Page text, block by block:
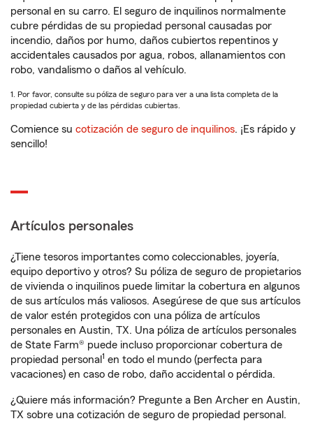
personal en su carro. El seguro de inquilinos normalmente
cubre pérdidas de su propiedad personal causadas por
incendio, daños por humo, daños cubiertos repentinos y
accidentales causados por agua, robos, allanamientos con
robo, vandalismo o daños al vehículo.
1. Por favor, consulte su póliza de seguro para ver a una lista completa de la
propiedad cubierta y de las pérdidas cubiertas.
Comience su cotización de seguro de inquilinos. ¡Es rápido y
sencillo!
Artículos personales
¿Tiene tesoros importantes como coleccionables, joyería,
equipo deportivo y otros? Su póliza de seguro de propietarios
de vivienda o inquilinos puede limitar la cobertura en algunos
de sus artículos más valiosos. Asegúrese de que sus artículos
de valor estén protegidos con una póliza de artículos
personales en Austin, TX. Una póliza de artículos personales
de State Farm® puede incluso proporcionar cobertura de
propiedad personal 1 en todo el mundo (perfecta para
vacaciones) en caso de robo, daño accidental o pérdida.
¿Quiere más información? Pregunte a Ben Archer en Austin,
TX sobre una cotización de seguro de propiedad personal.